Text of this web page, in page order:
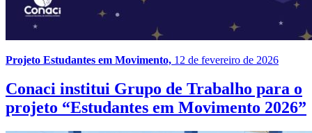
Projeto Estudantes em Movimento, 12 de fevereiro de 2026
Conaci institui Grupo de Trabalho para o
projeto “Estudantes em Movimento 2026”